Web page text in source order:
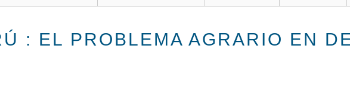
: EL PROBLEMA AGRARIO EN